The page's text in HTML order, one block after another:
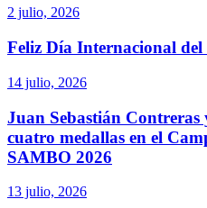
2 julio, 2026
Feliz Día Internacional
14 julio, 2026
Juan Sebastián
cuatro medallas en el
SAMBO 2026
13 julio, 2026